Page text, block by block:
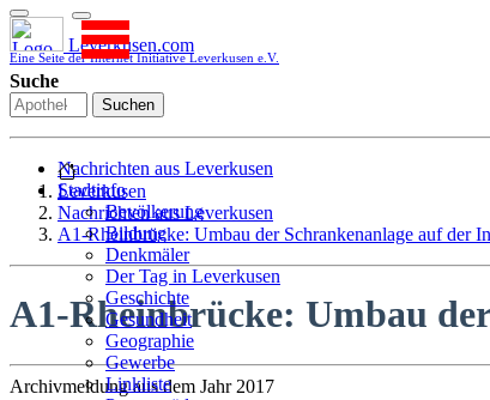
Leverkusen.com
Eine Seite der Internet Initiative Leverkusen e.V.
Suche
Suchen
Nachrichten aus Leverkusen
Stadtinfo
Bevölkerung
Bildung
Denkmäler
Der Tag in Leverkusen
Geschichte
Gesundheit
Geographie
Gewerbe
Linkliste
Leverkusen
Nachrichten aus Leverkusen
A1-Rheinbrücke: Umbau der Schrankenanlage auf der
A1-Rheinbrücke: Umbau
Archivmeldung aus dem Jahr 2017